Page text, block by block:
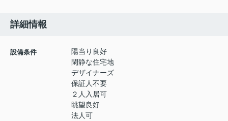
詳細情報
設備条件
陽当り良好
閑静な住宅地
デザイナーズ
保証人不要
２人入居可
眺望良好
法人可